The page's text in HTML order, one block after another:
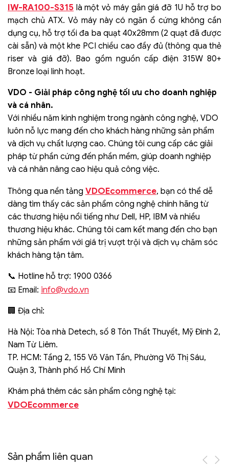
IW-RA100-S315 là một vỏ máy gắn giá đỡ 1U hỗ trợ bo
mạch chủ ATX. Vỏ máy này có ngăn ổ cứng không cần
dụng cụ, hỗ trợ tối đa ba quạt 40x28mm (2 quạt đã được
cài sẵn) và một khe PCI chiều cao đầy đủ (thông qua thẻ
riser và giá đỡ). Bao gồm nguồn cấp điện 315W 80+
Bronze loại linh hoạt.
VDO - Giải pháp công nghệ tối ưu cho doanh nghiệp
và cá nhân.
Với nhiều năm kinh nghiệm trong ngành công nghệ, VDO
luôn nỗ lực mang đến cho khách hàng những sản phẩm
và dịch vụ chất lượng cao. Chúng tôi cung cấp các giải
pháp từ phần cứng đến phần mềm, giúp doanh nghiệp
và cá nhân nâng cao hiệu quả công việc.
Thông qua nền tảng VDOEcommerce, bạn có thể dễ
dàng tìm thấy các sản phẩm công nghệ chính hãng từ
các thương hiệu nổi tiếng như Dell, HP, IBM và nhiều
thương hiệu khác. Chúng tôi cam kết mang đến cho bạn
những sản phẩm với giá trị vượt trội và dịch vụ chăm sóc
khách hàng tận tâm.
📞 Hotline hỗ trợ: 1900 0366
📧 Email: info@vdo.vn
🏢 Địa chỉ:
Hà Nội: Tòa nhà Detech, số 8 Tôn Thất Thuyết, Mỹ Đình 2,
Nam Từ Liêm.
TP. HCM: Tầng 2, 155 Võ Văn Tần, Phường Võ Thị Sáu,
Quận 3, Thành phố Hồ Chí Minh
Khám phá thêm các sản phẩm công nghệ tại:
VDOEcommerce
Sản phẩm liên quan